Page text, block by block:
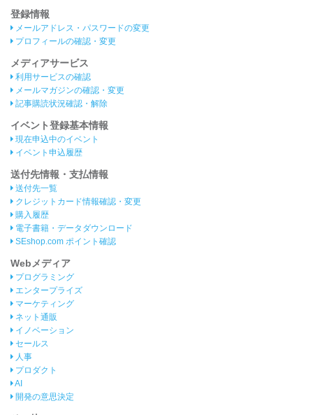
登録情報
メールアドレス・パスワードの変更
プロフィールの確認・変更
メディアサービス
利用サービスの確認
メールマガジンの確認・変更
記事購読状況確認・解除
イベント登録基本情報
現在申込中のイベント
イベント申込履歴
送付先情報・支払情報
送付先一覧
クレジットカード情報確認・変更
購入履歴
電子書籍・データダウンロード
SEshop.com ポイント確認
Webメディア
プログラミング
エンタープライズ
マーケティング
ネット通販
イノベーション
セールス
人事
プロダクト
AI
開発の意思決定